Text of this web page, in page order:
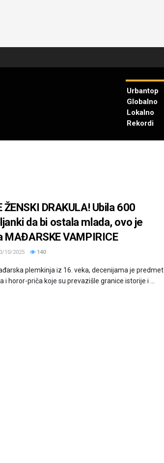
Urbantop
Globalno
Lokalno
Rekordi
ŽENSKI DRAKULA! Ubila 600
da bi ostala mlada, ovo je
MAĐARSKE VAMPIRICE
10/2025 140
plemkinja iz 16. veka, decenijama je predmet
i horor-priča koje su prevazišle granice istorije i ...